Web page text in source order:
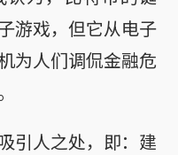
游戏，但它从电子
为人们调侃金融危
引人之处，即：建